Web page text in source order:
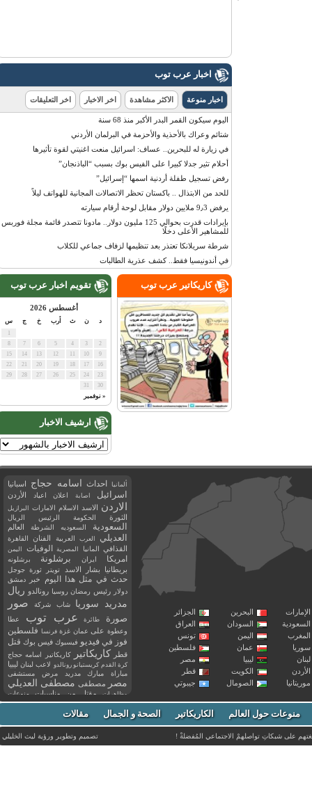
اخبار عرب توب
اخبار منوعة الاكثر مشاهدة اخر الاخبار اخر التعليقات
اليوم سيكون القمر البدر الأكبر منذ 68 سنة
شتائم وعراك بالأحذية والأحزمة في البرلمان الأردني
في زيارة له للبحرين.. عساف: اسرائيل منعت اغنيتي لقوة تأثيرها
أحلام تثير جدلا كبيرا على الفيس بوك بسبب “الباذنجان”
رفض تسجيل طفلة أردنية اسمها “إسرائيل”
للحد من الابتذال .. باكستان تحظر الاتصالات المجانية للهواتف ليلاً
يرفض 9٫3 ملايين دولار مقابل لوحة أرقام سيارته
بإيرادات قدرت بحوالي 125 مليون دولار.. مادونا تتصدر قائمة مجلة فوربس
للمشاهير الأعلى دخلًا
شرطة سريلانكا تعتذر بعد تنظيمها لزفاف جماعي للكلاب
في أندونيسيا فقط.. كشف عذرية الطالبات
تقويم اخبار عرب توب
أغسطس 2026
أرب س
« نوفمبر
ارشيف الاخبار
كاريكاتير عرب توب
البحرين
الجزائر
السودان
العراق
اليمن
تونس
عمان
فلسطين
ليبيا
مصر
الكويت
قطر
الصومال جيبوتي
ألمانيا احداث اسامه حجاج اسبانيا
اسرائيل اصابة اعلان اعياد الأردن
الاردن الاسد الاسلام الامارات البرازيل
الثورة الحكومة الرئيس الريال
السعودية السعوديه الشرطة العالم
العديلي العرب العربية الفنان القاهرة
القذافي المانيا المصرية الوفيات اليمن
امريكا ايران برشلونة برشلونه
بريطانيا بشار الاسد تويتر ثورة جوجل
حدث في مثل هذا اليوم خبر دمشق
دولار رئيس رمضان روسيا رونالدو ريال
مدريد
سوريا شاب شركة صور
صورة طائرة عرب توب
عطا
وعطوة على عمان غزة فرنسا فلسطين
فوز في فيديو فيسبوك فيس بوك قتل
قطر كاريكاتير كاريكاتير اسامه حجاج
كرة القدم كريستيانو رونالدو لاعب لبنان ليبيا
مباراة مبارك مدريد مرض مستشفى
مصر مصطفى مصطفى العديلي
مظاهرات مقتل من مناسبات
منوعات
مواليد
موت ميسي ميلان نادي نشر
وفاة وفيات يوتيوب منوعات حول العالم الكاريكاتير الصحة و الجمال مقالات
على شبكاتِ تواصلهمْ الاجتماعي المُفضلةْ ! تصميم وتطوير ورؤيةليث الخليلي